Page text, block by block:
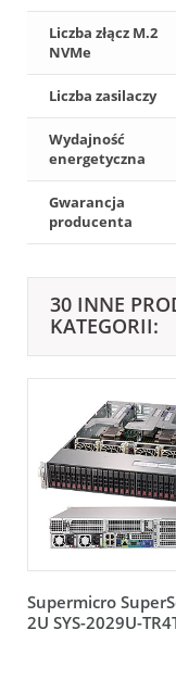
Liczba złącz M.2
NVMe
Liczba zasilaczy
Wydajność
energetyczna
Gwarancja
producenta
30 INNE
KATEGORII:
Supermicro
2U SYS-2029U-